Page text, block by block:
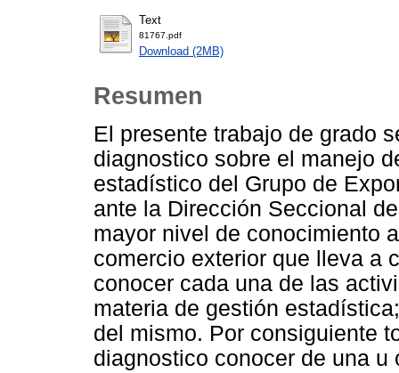
Text
81767.pdf
Download (2MB)
Resumen
El presente trabajo de grado
diagnostico sobre el manejo
estadístico del Grupo de
ante la Dirección Seccional
mayor nivel de conocimiento
comercio exterior que lleva a
conocer cada una de las
materia de gestión
del mismo. Por consiguiente
diagnostico conocer de una